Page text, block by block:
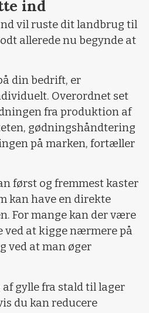
ind
vil ruste dit landbrug til
allerede nu begynde at
din bedrift, er
Overordnet set
fra produktion af
gødningshåndtering
på marken, fortæller
først og fremmest kaster
kan have en direkte
For mange kan der være
at kigge nærmere på
ved at man øger
gylle fra stald til lager
du kan reducere